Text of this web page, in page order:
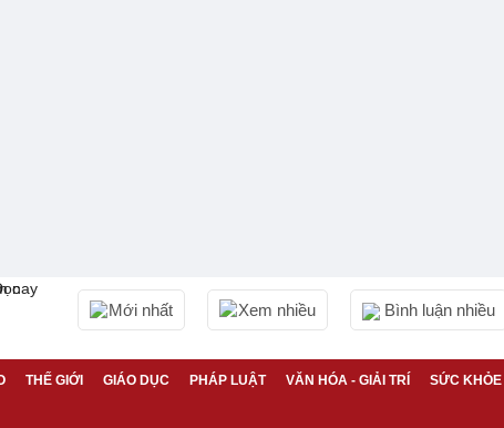
Mới nhất Xem nhiều Bình luận nhiều
THẾ GIỚI GIÁO DỤC PHÁP LUẬT VĂN HÓA - GIẢI TRÍ SỨC KHỎE